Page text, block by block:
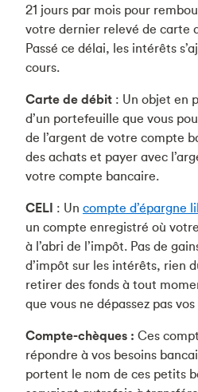
21 jours par mois pour
votre dernier relevé de carte
Passé ce délai, les intérêts
cours.
Carte de débit : Un objet en
d’un portefeuille que vous
de l’argent de votre compte
des achats et payer avec
votre compte bancaire.
CELI : Un compte d’épargne
un compte enregistré où
à l’abri de l’impôt. Pas de
d’impôt sur les intérêts, rien
retirer des fonds à tout
que vous ne dépassez pas
Compte-chèques : Ces
répondre à vos besoins
portent le nom de ces petits